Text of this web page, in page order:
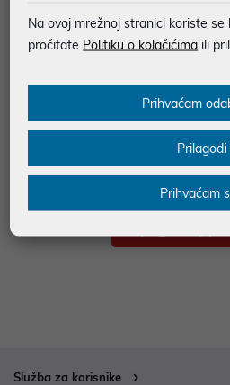
Služba za korisnike
Na ovoj mrežnoj stranici koriste se
pročitate Politiku o kolačićima ili
Prihvaćam
Prilagodi
Prihvaćam